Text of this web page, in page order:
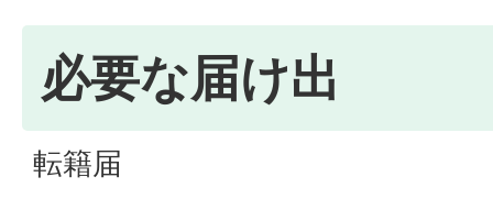
必要な届け出
転籍届